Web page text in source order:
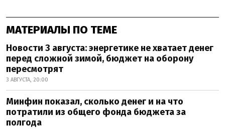
МАТЕРИАЛЫ ПО ТЕМЕ
Новости 3 августа: энергетике не хватает денег
перед сложной зимой, бюджет на оборону
пересмотрят
3 АВГУСТА, 20:00
Минфин показал, сколько денег и на что
потратили из общего фонда бюджета за
полгода